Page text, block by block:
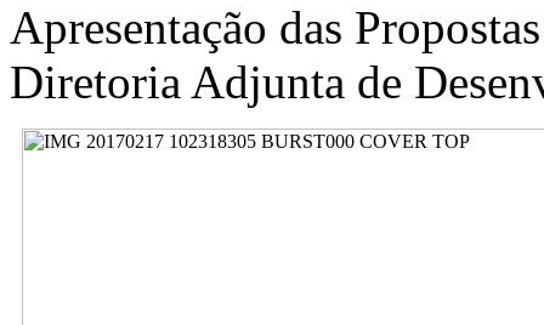
Apresentação das
Diretoria Adjunta de